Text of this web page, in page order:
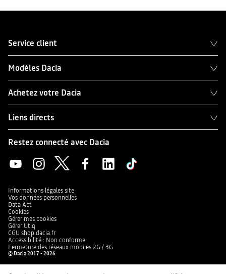
Service client
Modèles Dacia
Achetez votre Dacia
Liens directs
Restez connecté avec Dacia
Informations légales site
Vos données personnelles
Data Act
Cookies
Gérer mes cookies
Gérer Utiq
CGU shop.dacia.fr
Accessibilité : Non conforme
Fermeture des réseaux mobiles 2G / 3G
© Dacia 2017 - 2026